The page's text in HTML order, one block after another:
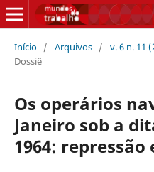
Início / Arquivos / v. 6 n. 11
Dossiê
Os operários
Janeiro sob a
1964: repressão